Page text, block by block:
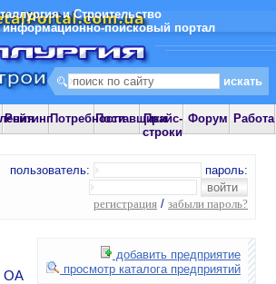
и Строительство
информационно-поисковый портал
РейтингПотребностиПоставщики
Прайс-
строки
Форум Работа
пользователь: пароль:
регистрация / забыли пароль?
добавить предприятие
просмотр каталога предприятий
ОА